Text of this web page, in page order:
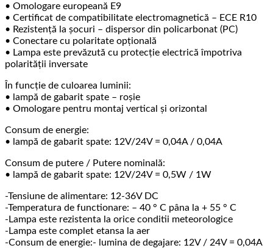
• Omologare europeană E9
• Certificat de compatibilitate electromagnetică – ECE R10
• Rezistență la șocuri – dispersor din policarbonat (PC)
• Conectare cu polaritate opțională
• Lampa este prevăzută cu protecție electrică împotriva
polarității inversate
În funcție de culoarea luminii:
• lampă de gabarit spate – roșie
• Omologare pentru montaj vertical și orizontal
Consum de energie:
• lampă de gabarit spate: 12V/24V = 0,04A / 0,04A
Consum de putere / Putere nominală:
• lampă de gabarit spate: 12V/24V = 0,5W / 1W
-Tensiune de alimentare: 12-36V DC
-Temperatura de functionare: – 40 ° C pâna la + 55 ° C
-Lampa este rezistenta la orice conditii meteorologice
-Lampa este complet etansa la aer
-Consum de energie:- lumina de degajare: 12V / 24V = 0,04A